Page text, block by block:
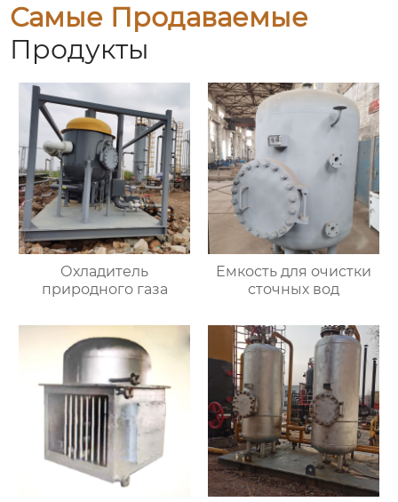
Самые Продаваемые
Продукты
Охладитель
природного газа
Емкость для очистки
сточных вод